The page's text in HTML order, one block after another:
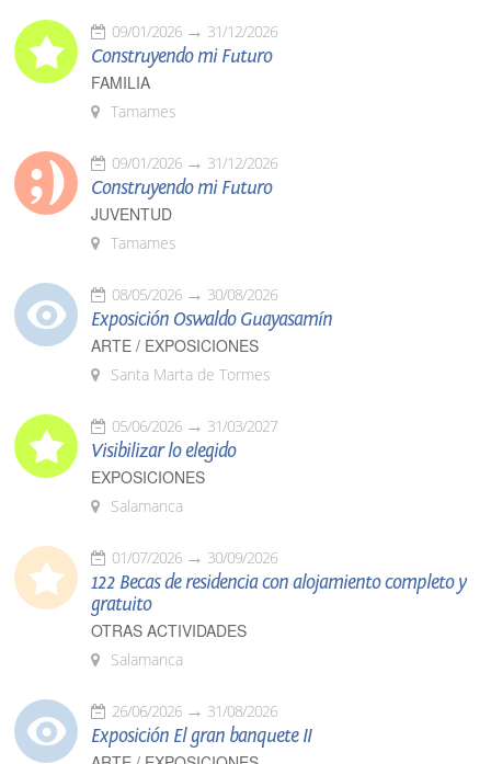
09/01/2026 31/12/2026
Construyendo mi Futuro
FAMILIA
Tamames
09/01/2026 31/12/2026
Construyendo mi Futuro
JUVENTUD
Tamames
08/05/2026 30/08/2026
Exposición Oswaldo Guayasamín
ARTE / EXPOSICIONES
Santa Marta de Tormes
05/06/2026 31/03/2027
Visibilizar lo elegido
EXPOSICIONES
Salamanca
01/07/2026 30/09/2026
122 Becas de residencia con alojamiento completo y
gratuito
OTRAS ACTIVIDADES
Salamanca
26/06/2026 31/08/2026
Exposición El gran banquete II